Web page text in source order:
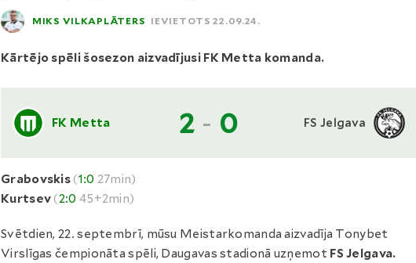
MIKS VILKAPLĀTERS IEVIETOTS 22.09.24.
Kārtējo spēli šosezon aizvadījusi FK Metta komanda.
FK Metta 2 - 0 FS Jelgava
Grabovskis(1:0 27min)
Kurtsev(2:0 45+2min)
Svētdien, 22. septembrī, mūsu Meistarkomanda aizvadīja Tonybet
Virslīgas čempionāta spēli, Daugavas stadionā uzņemot FS Jelgava.